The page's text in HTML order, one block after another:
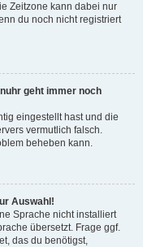
Zeitzone kann dabei nur
du noch nicht registriert
geht immer noch
eingestellt hast und die
vermutlich falsch.
beheben kann.
Auswahl!
Sprache nicht installiert
übersetzt. Frage ggf.
das du benötigst,